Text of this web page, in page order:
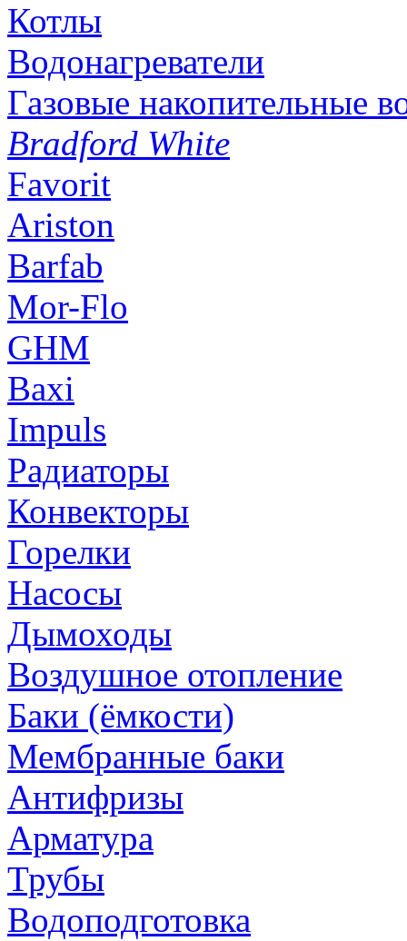
Котлы
Водонагреватели
Газовые накопительные
Bradford White
Favorit
Ariston
Barfab
Mor-Flo
GHM
Baxi
Impuls
Радиаторы
Конвекторы
Горелки
Насосы
Дымоходы
Воздушное отопление
Баки (ёмкости)
Мембранные баки
Антифризы
Арматура
Трубы
Водоподготовка